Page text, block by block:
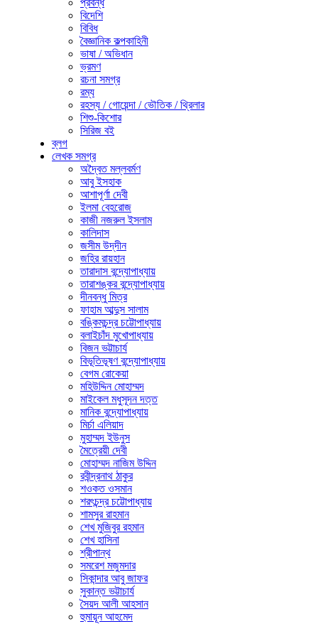
প্রবন্ধ
বিদেশি
বিবিধ
বৈজ্ঞানিক কল্পকাহিনী
ভাষা / অভিধান
ভ্রমণ
রচনা সমগ্র
রম্য
রহস্য / গোয়েন্দা / ভৌতিক / থ্রিলার
শিশু-কিশোর
সিরিজ বই
ব্লগ
লেখক সমগ্র
অদ্বৈত মল্লবর্মণ
আবু ইসহাক
আশাপূর্ণা দেবী
ইলমা বেহরোজ
কাজী নজরুল ইসলাম
কালিদাস
জসীম উদ্‌দীন
জহির রায়হান
তারাদাস বন্দ্যোপাধ্যায়
তারাশঙ্কর বন্দ্যোপাধ্যায়
দীনবন্ধু মিত্র
ফাহাম আব্দুস সালাম
বঙ্কিমচন্দ্র চট্টোপাধ্যায়
বলাইচাঁদ মুখোপাধ্যায়
বিজন ভট্টাচার্য
বিভূতিভূষণ বন্দ্যোপাধ্যায়
বেগম রোকেয়া
মহিউদ্দিন মোহাম্মদ
মাইকেল মধুসূদন দত্ত
মানিক বন্দ্যোপাধ্যায়
মির্চা এলিয়াদ
মুহাম্মদ ইউনুস
মৈত্রেয়ী দেবী
মোহাম্মদ নাজিম উদ্দিন
রবীন্দ্রনাথ ঠাকুর
শওকত ওসমান
শরৎচন্দ্র চট্টোপাধ্যায়
শামসুর রাহমান
শেখ মুজিবুর রহমান
শেখ হাসিনা
শ্রীপান্থ
সমরেশ মজুমদার
সিকান্দার আবু জাফর
সুকান্ত ভট্টাচার্য
সৈয়দ আলী আহসান
হুমায়ূন আহমেদ